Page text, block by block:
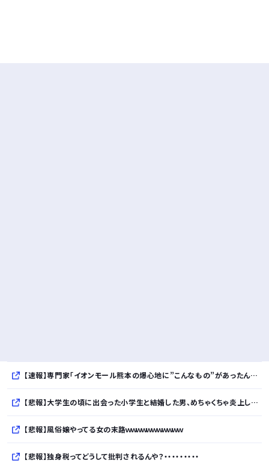
【速報】専門家「イオンモール熊本の爆心地に”こんなもの”があったんだけど…」
【悲報】大学生の頃に出会った小学生と結婚した男、めちゃくちゃ炎上してしまうwwwwwwwww
【悲報】風俗嬢やってる女の末路ｗｗｗｗｗｗｗｗｗｗｗ
【悲報】独身税ってどうして批判されるんや？・・・・・・・・・